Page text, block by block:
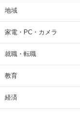
地域
家電・PC・カメラ
就職・転職
教育
経済